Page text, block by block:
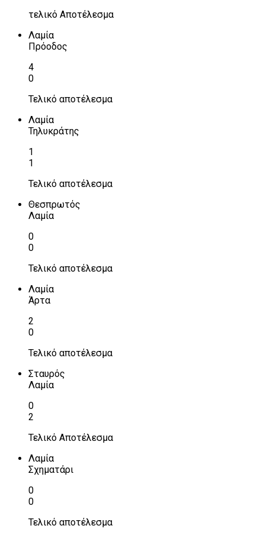
τελικό Αποτέλεσμα
Λαμία
Πρόοδος
4
0
Τελικό αποτέλεσμα
Λαμία
Τηλυκράτης
1
1
Τελικό αποτέλεσμα
Θεσπρωτός
Λαμία
0
0
Τελικό αποτέλεσμα
Λαμία
Άρτα
2
0
Τελικό αποτέλεσμα
Σταυρός
Λαμία
0
2
Τελικό Αποτέλεσμα
Λαμία
Σχηματάρι
0
0
Τελικό αποτέλεσμα